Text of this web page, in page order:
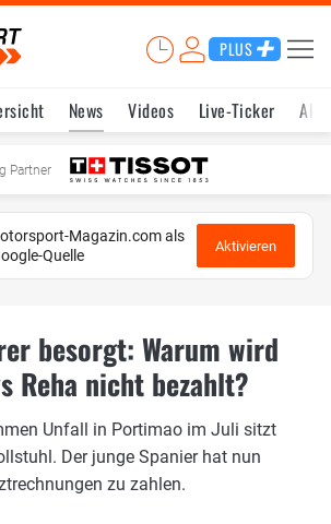
PLUS
News Videos Live-Ticker
Partner
Magazin.com als
Quelle
Aktivieren
besorgt: Warum wird
Reha nicht bezahlt?
Unfall in Portimao im Juli sitzt
Der junge Spanier hat nun
zu zahlen.